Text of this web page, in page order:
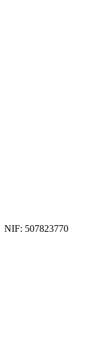
NIF: 507823770